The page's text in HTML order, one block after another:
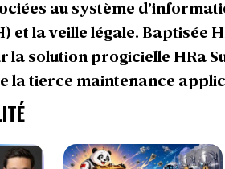
au système
et la veille légale. Baptisée
la solution progicielle HRa
la tierce maintenance